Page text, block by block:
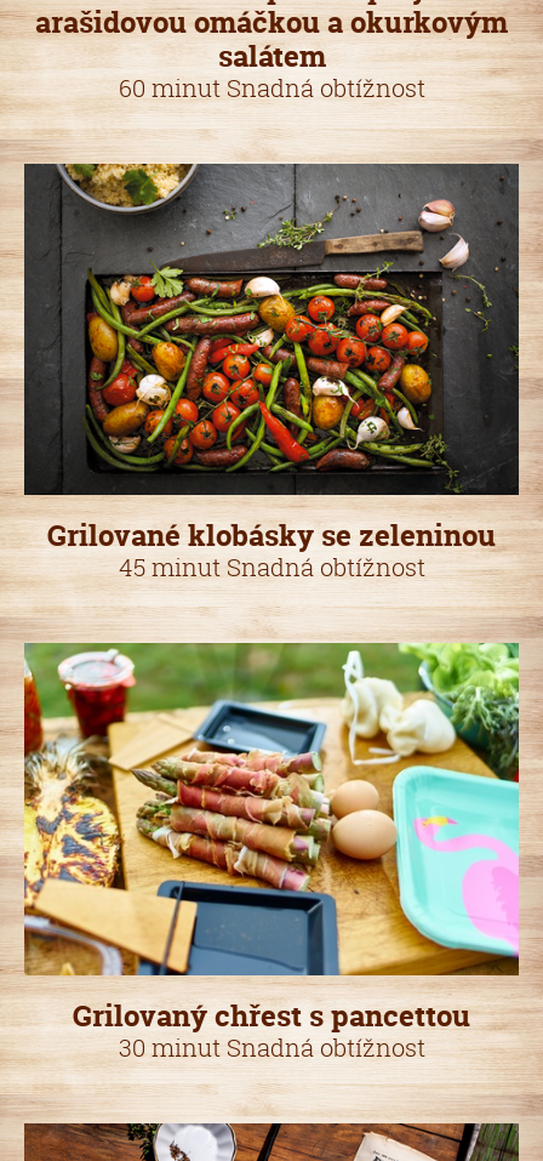
arašidovou omáčkou a okurkovým
salátem
60 minut Snadná obtížnost
Grilované klobásky se zeleninou
45 minut Snadná obtížnost
Grilovaný chřest s pancettou
30 minut Snadná obtížnost